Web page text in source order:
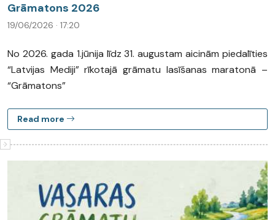
Grāmatons 2026
19/06/2026 · 17:20
No 2026. gada 1.jūnija līdz 31. augustam aicinām piedalīties
“Latvijas Mediji” rīkotajā grāmatu lasīšanas maratonā –
“Grāmatons”
Read more